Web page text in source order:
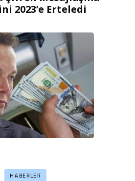
2023’e Erteledi
HABERLER